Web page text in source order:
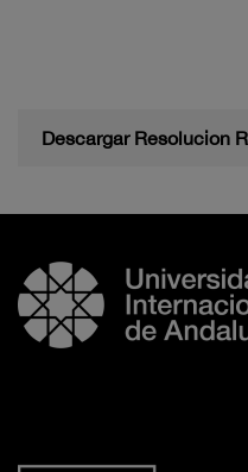
Descargar Resolucion